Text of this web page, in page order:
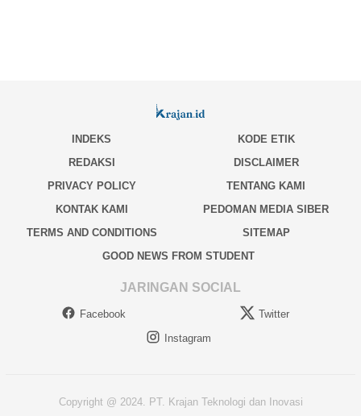
INDEKS
KODE ETIK
REDAKSI
DISCLAIMER
PRIVACY POLICY
TENTANG KAMI
KONTAK KAMI
PEDOMAN MEDIA SIBER
TERMS AND CONDITIONS
SITEMAP
GOOD NEWS FROM STUDENT
JARINGAN SOCIAL
Facebook
Twitter
Instagram
Copyright @ 2024. PT. Krajan Teknologi dan Inovasi